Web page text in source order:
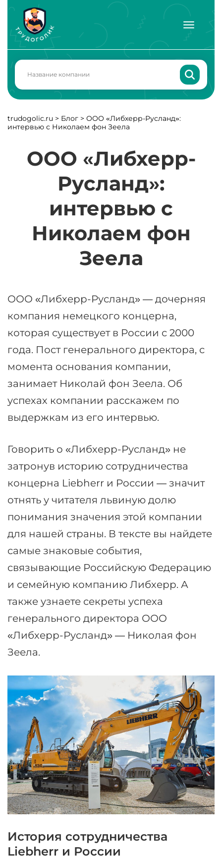
trudogolic.ru > Блог > ООО «Либхерр-Русланд»:
интервью с Николаем фон Зеела
ООО «Либхерр-
Русланд»:
интервью с
Николаем фон
Зеела
ООО «Либхерр-Русланд» — дочерняя
компания немецкого концерна,
которая существует в России с 2000
года. Пост генерального директора, с
момента основания компании,
занимает Николай фон Зеела. Об
успехах компании расскажем по
выдержкам из его интервью.
Говорить о «Либхерр-Русланд» не
затронув историю сотрудничества
концерна Liebherr и России — значит
отнять у читателя львиную долю
понимания значения этой компании
для нашей страны. В тексте вы найдете
самые знаковые события,
связывающие Российскую Федерацию
и семейную компанию Либхерр. А
также узнаете секреты успеха
генерального директора ООО
«Либхерр-Русланд» — Николая фон
Зеела.
История сотрудничества
Liebherr и России